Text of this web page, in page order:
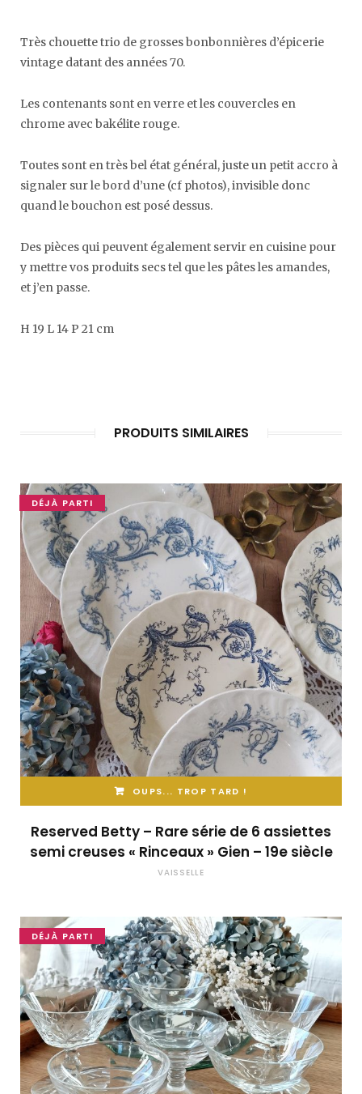
Très chouette trio de grosses bonbonnières d’épicerie
vintage datant des années 70.
Les contenants sont en verre et les couvercles en
chrome avec bakélite rouge.
Toutes sont en très bel état général, juste un petit accro à
signaler sur le bord d’une (cf photos), invisible donc
quand le bouchon est posé dessus.
Des pièces qui peuvent également servir en cuisine pour
y mettre vos produits secs tel que les pâtes les amandes,
et j’en passe.
H 19 L 14 P 21 cm
PRODUITS SIMILAIRES
DÉJÀ PARTI
OUPS... TROP TARD !
Reserved Betty – Rare série de 6 assiettes
semi creuses « Rinceaux » Gien – 19e siècle
VAISSELLE
DÉJÀ PARTI